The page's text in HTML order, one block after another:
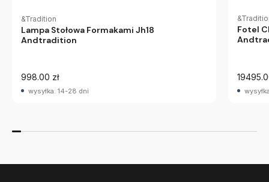
&Tradition
Lampa Stołowa Formakami Jh18
Andtradition
998.00 zł
wysyłka: 14-28 dni
Fotel